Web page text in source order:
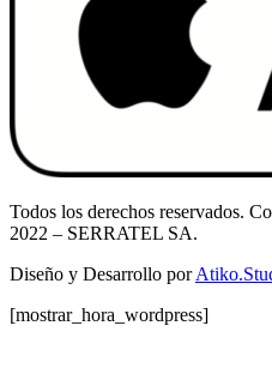
Todos los derechos reservados.
2022 – SERRATEL SA.
Diseño y Desarrollo por
[mostrar_hora_wordpress]